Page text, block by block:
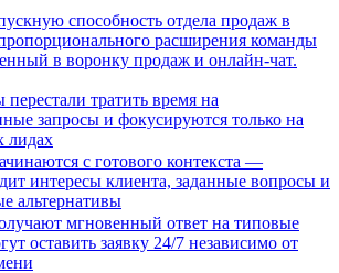
способность отдела продаж в
расширения команды
в воронку продаж и онлайн-чат.
тратить время на
запросы и фокусируются только на
лидах
с готового контекста —
интересы клиента, заданные вопросы и
альтернативы
мгновенный ответ на типовые
оставить заявку 24/7 независимо от